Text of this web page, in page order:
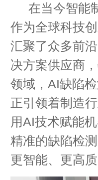
在当今智能
作为全球科技
汇聚了众多前
决方案供应商
领域，AI缺陷
正引领着制造
用AI技术赋能
精准的缺陷检
更智能、更高